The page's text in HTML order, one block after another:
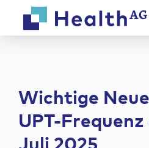
Weiter
zum
Weiter
zur
Unsere Produkte
Wichtige
UPT-
Juli 2025